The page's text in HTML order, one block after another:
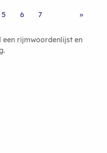
5 6 7 »
een rijmwoordenlijst en